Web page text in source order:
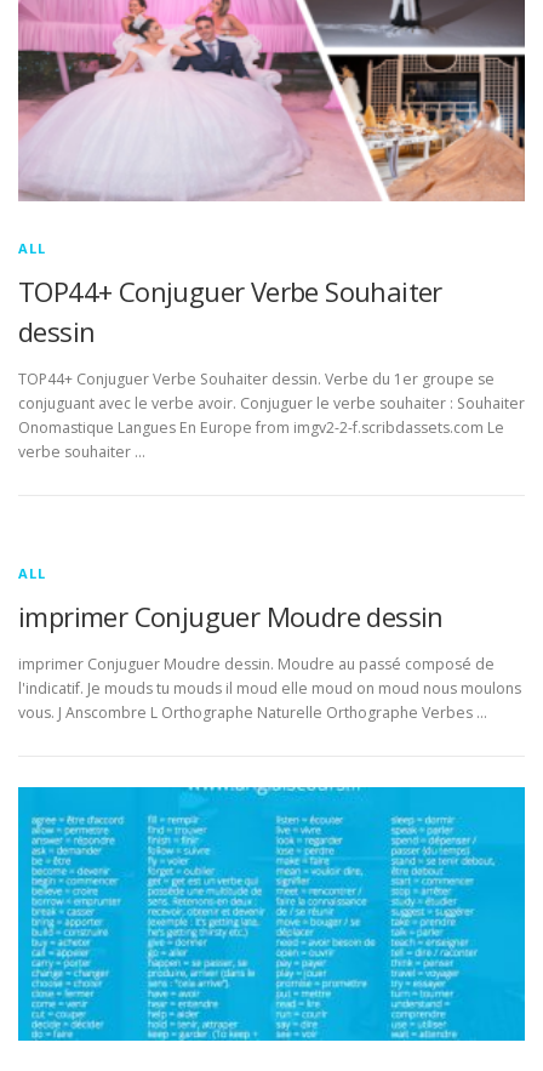
ALL
TOP44+ Conjuguer Verbe Souhaiter
dessin
TOP44+ Conjuguer Verbe Souhaiter dessin. Verbe du 1er groupe se
conjuguant avec le verbe avoir. Conjuguer le verbe souhaiter : Souhaiter
Onomastique Langues En Europe from imgv2-2-f.scribdassets.com Le
verbe souhaiter …
ALL
imprimer Conjuguer Moudre dessin
imprimer Conjuguer Moudre dessin. Moudre au passé composé de
l'indicatif. Je mouds tu mouds il moud elle moud on moud nous moulons
vous. J Anscombre L Orthographe Naturelle Orthographe Verbes …